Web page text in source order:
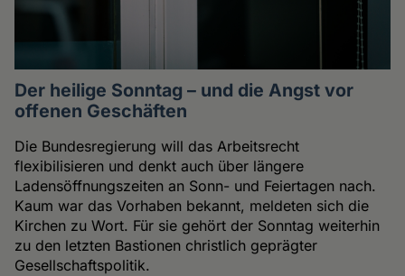
Der heilige Sonntag – und die Angst vor
offenen Geschäften
Die Bundesregierung will das Arbeitsrecht
flexibilisieren und denkt auch über längere
Ladensöffnungszeiten an Sonn- und Feiertagen nach.
Kaum war das Vorhaben bekannt, meldeten sich die
Kirchen zu Wort. Für sie gehört der Sonntag weiterhin
zu den letzten Bastionen christlich geprägter
Gesellschaftspolitik.